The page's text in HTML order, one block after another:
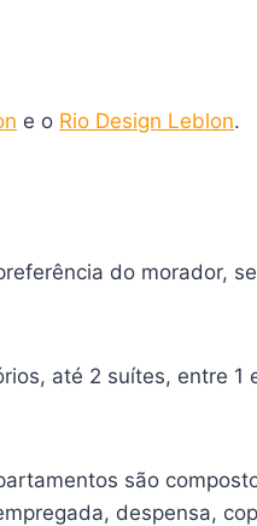
e o Rio Design Leblon.
do morador,
até 2 suítes, entre 1
são
despensa,